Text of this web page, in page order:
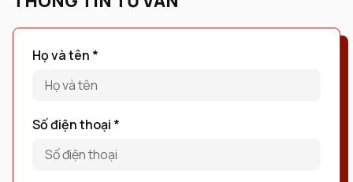
Họ và tên *
Số điện thoại *